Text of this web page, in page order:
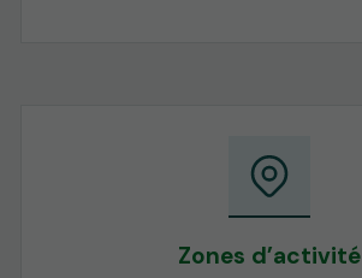
Zones d’activité